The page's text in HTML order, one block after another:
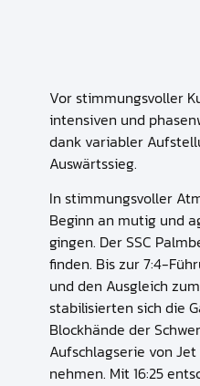
Vor stimmungsvoller
intensiven und
dank variabler
Auswärtssieg.
In stimmungsvoller
Beginn an mutig und
gingen. Der SSC
finden. Bis zur 7:4-
und den Ausgleich
stabilisierten sich die
Blockhände der
Aufschlagserie von
nehmen. Mit 16:25